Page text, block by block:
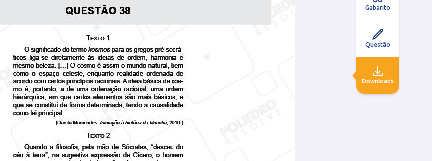
Gabarito
Questão
Downloads